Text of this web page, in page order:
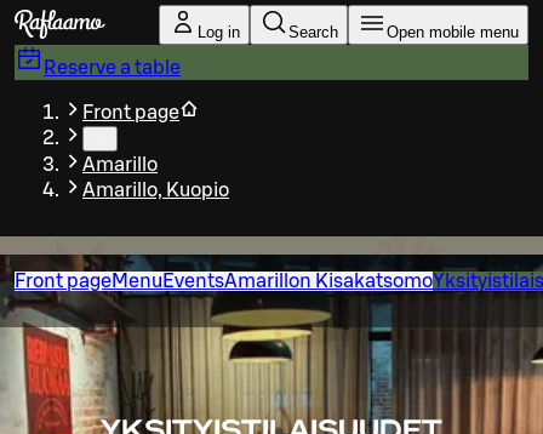
Skip to main content
Log in Search Open mobile menu
Reserve a table
Front page
Amarillo
Amarillo, Kuopio
Front pageMenu EventsAmarillon Kisakatsomo